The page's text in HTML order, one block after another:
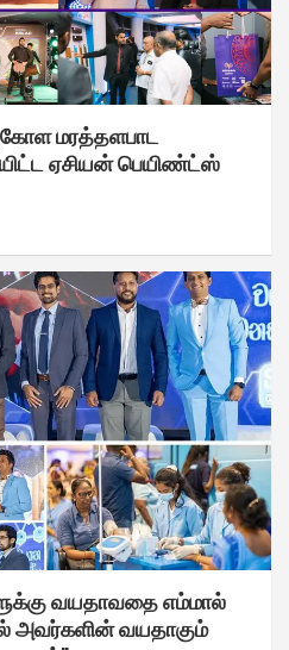
மரத்தளபாட
ஏசியன் பெயிண்ட்ஸ்
வயதாவதை எம்மால்
அவர்களின் வயதாகும்